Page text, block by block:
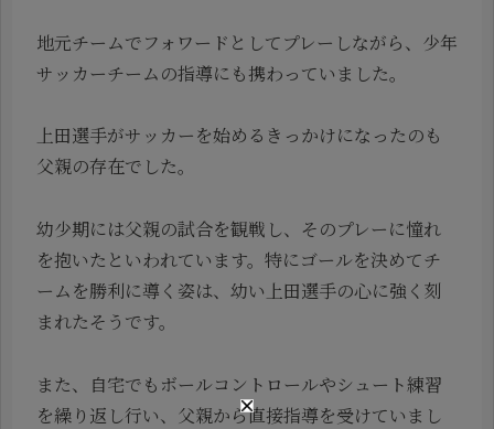
地元チームでフォワードとしてプレーしながら、少年
サッカーチームの指導にも携わっていました。
上田選手がサッカーを始めるきっかけになったのも
父親の存在でした。
幼少期には父親の試合を観戦し、そのプレーに憧れ
を抱いたといわれています。特にゴールを決めてチ
ームを勝利に導く姿は、幼い上田選手の心に強く刻
まれたそうです。
また、自宅でもボールコントロールやシュート練習
を繰り返し行い、父親から直接指導を受けていまし